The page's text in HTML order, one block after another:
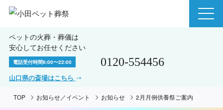
ペットの火葬・葬儀は
安心してお任せください
電話受付時間6:00〜22:00 0120-554456
山口県の斎場はこちら
TOP お知らせ／イベント お知らせ 2月月例供養祭ご案内